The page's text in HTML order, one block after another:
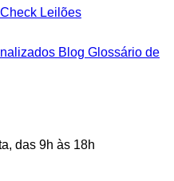
Check Leilões
Blog Glossário de
das 9h às 18h